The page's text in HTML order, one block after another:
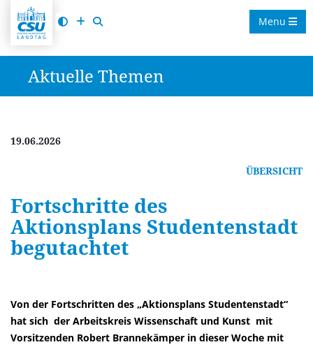
Menu
Aktuelle Themen
19.06.2026
ÜBERSICHT
Fortschritte des
Aktionsplans Studentenstadt
begutachtet
Von der Fortschritten des „Aktionsplans Studentenstadt“
hat sich der Arbeitskreis Wissenschaft und Kunst mit
Vorsitzenden Robert Brannekämper in dieser Woche mit